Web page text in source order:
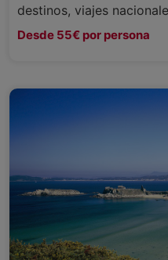
destinos, viajes
Desde 55€ por persona